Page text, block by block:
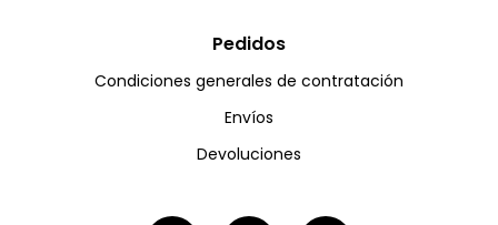
Pedidos
Condiciones generales de contratación
Envíos
Devoluciones